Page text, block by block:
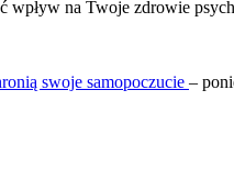
wpływ na Twoje zdrowie
swoje samopoczucie –